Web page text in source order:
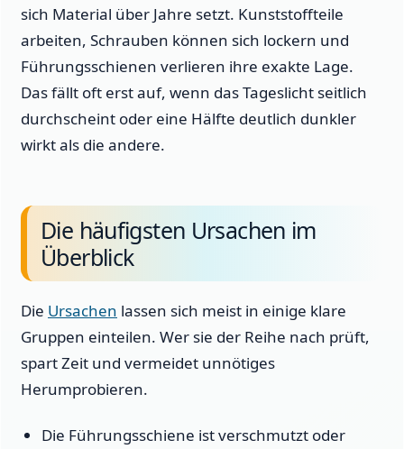
sich Material über Jahre setzt. Kunststoffteile
arbeiten, Schrauben können sich lockern und
Führungsschienen verlieren ihre exakte Lage.
Das fällt oft erst auf, wenn das Tageslicht seitlich
durchscheint oder eine Hälfte deutlich dunkler
wirkt als die andere.
Die häufigsten Ursachen im
Überblick
Die Ursachen lassen sich meist in einige klare
Gruppen einteilen. Wer sie der Reihe nach prüft,
spart Zeit und vermeidet unnötiges
Herumprobieren.
Die Führungsschiene ist verschmutzt oder